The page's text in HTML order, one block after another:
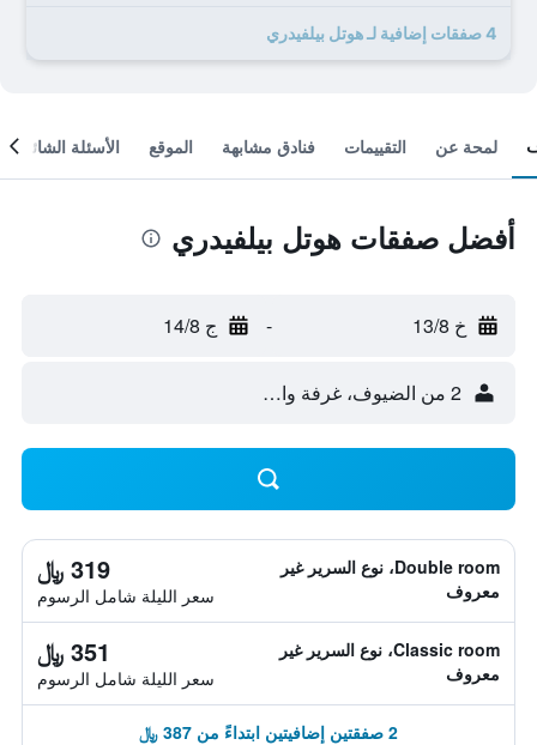
4 صفقات إضافية لـ هوتل بيلفيدري
لمحة عن التقييمات فنادق مشابهة الموقع الأسئلة الشائعة
أفضل صفقات هوتل بيلفيدري
خ 13/8 - ج 14/8
2 من الضيوف، غرفة واحدة
Double room، نوع السرير غير
معروف
319 ﷼
سعر الليلة شامل الرسوم
Classic room، نوع السرير غير
معروف
351 ﷼
سعر الليلة شامل الرسوم
2 صفقتين إضافيتين ابتداءً من 387 ﷼